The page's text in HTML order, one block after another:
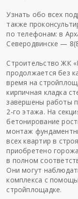
Узнать обо всех
также
по телефонам: в
Северодвинске —
Строительство ЖК
продолжается без
время на
кирпичная кладка
завершены работы
2-го этажа. На
бетонирование
монтаж
всех квартир в
приобретено
в полном
Они могут
комплекса с
стройплощадке.